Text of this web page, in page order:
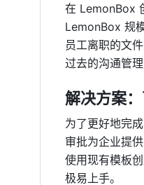
在 LemonBox
LemonBox 规
员工离职的文
过去的沟通管
解决方案
为了更好地完
审批为企业提
使用现有模板
极易上手。